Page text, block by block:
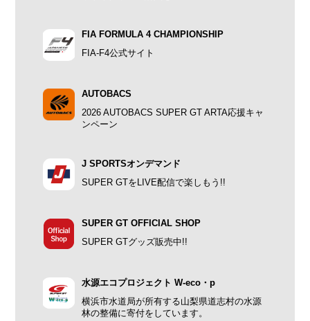
FIA FORMULA 4 CHAMPIONSHIP
FIA-F4公式サイト
AUTOBACS
2026 AUTOBACS SUPER GT ARTA応援キャ
ンペーン
J SPORTSオンデマンド
SUPER GTをLIVE配信で楽しもう!!
SUPER GT OFFICIAL SHOP
SUPER GTグッズ販売中!!
水源エコプロジェクト W-eco・p
横浜市水道局が所有する山梨県道志村の水源
林の整備に寄付をしています。